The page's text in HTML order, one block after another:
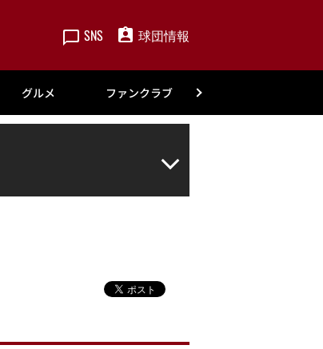
SNS 球団情報
グルメ ファンクラブ